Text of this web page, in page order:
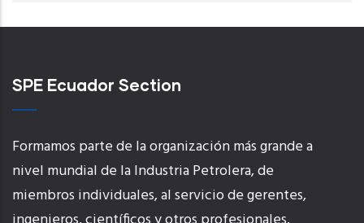
SPE Ecuador Section
Formamos parte de la organización más grande a
nivel mundial de la Industria Petrolera, de
miembros individuales, al servicio de gerentes,